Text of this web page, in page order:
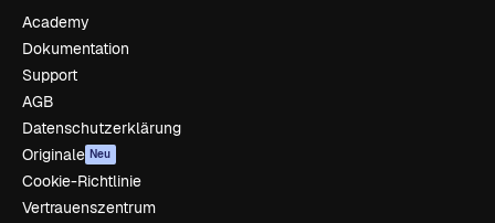
Academy
Dokumentation
Support
AGB
Datenschutzerklärung
Originale Neu
Cookie-Richtlinie
Vertrauenszentrum